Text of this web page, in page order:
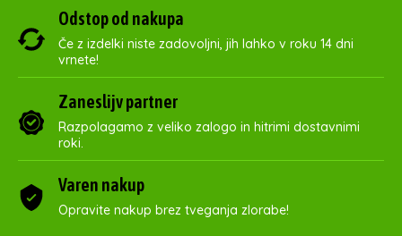
Odstop od nakupa
Če z izdelki niste zadovoljni, jih lahko v roku 14 dni
vrnete!
Zaneslijv partner
Razpolagamo z veliko zalogo in hitrimi dostavnimi
roki.
Varen nakup
Opravite nakup brez tveganja zlorabe!